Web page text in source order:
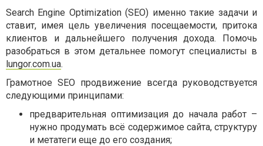
Search Engine Optimization (SEO) именно такие задачи и
ставит, имея цель увеличения посещаемости, притока
клиентов и дальнейшего получения дохода. Помочь
разобраться в этом детальнее помогут специалисты в
lungor.com.ua.
Грамотное SEO продвижение всегда руководствуется
следующими принципами:
предварительная оптимизация до начала работ –
нужно продумать всё содержимое сайта, структуру
и метатеги еще до его создания;